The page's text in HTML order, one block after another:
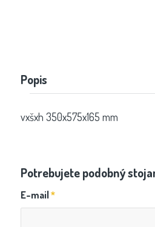
Popis
vxšxh 350x575x165 mm
Potrebujete podobný
E-mail*